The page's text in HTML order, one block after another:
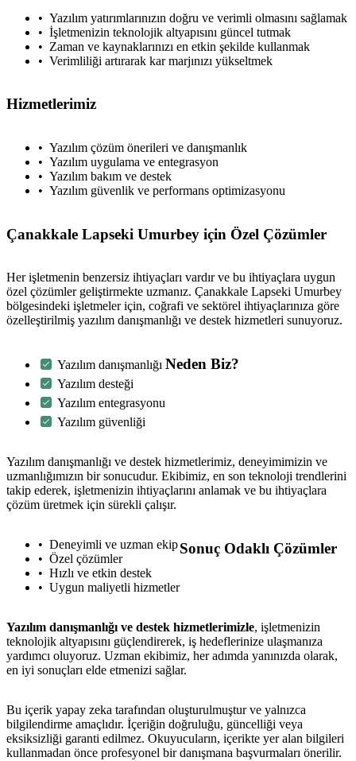
Yazılım yatırımlarınızın doğru ve verimli olmasını sağlamak
İşletmenizin teknolojik altyapısını güncel tutmak
Zaman ve kaynaklarınızı en etkin şekilde kullanmak
Verimliliği artırarak kar marjınızı yükseltmek
Hizmetlerimiz
Yazılım çözüm önerileri ve danışmanlık
Yazılım uygulama ve entegrasyon
Yazılım bakım ve destek
Yazılım güvenlik ve performans optimizasyonu
Çanakkale Lapseki Umurbey için Özel Çözümler
Her işletmenin benzersiz ihtiyaçları vardır ve bu ihtiyaçlara uygun
özel çözümler geliştirmekte uzmanız. Çanakkale Lapseki Umurbey
bölgesindeki işletmeler için, coğrafi ve sektörel ihtiyaçlarınıza göre
özelleştirilmiş yazılım danışmanlığı ve destek hizmetleri sunuyoruz.
Yazılım danışmanlığı
Yazılım desteği
Yazılım entegrasyonu
Yazılım güvenliği
Neden Biz?
Yazılım danışmanlığı ve destek hizmetlerimiz, deneyimimizin ve
uzmanlığımızın bir sonucudur. Ekibimiz, en son teknoloji trendlerini
takip ederek, işletmenizin ihtiyaçlarını anlamak ve bu ihtiyaçlara
çözüm üretmek için sürekli çalışır.
Deneyimli ve uzman ekip
Özel çözümler
Hızlı ve etkin destek
Uygun maliyetli hizmetler
Sonuç Odaklı Çözümler
Yazılım danışmanlığı ve destek hizmetlerimizle, işletmenizin
teknolojik altyapısını güçlendirerek, iş hedeflerinize ulaşmanıza
yardımcı oluyoruz. Uzman ekibimiz, her adımda yanınızda olarak,
en iyi sonuçları elde etmenizi sağlar.
Bu içerik yapay zeka tarafından oluşturulmuştur ve yalnızca
bilgilendirme amaçlıdır. İçeriğin doğruluğu, güncelliği veya
eksiksizliği garanti edilmez. Okuyucuların, içerikte yer alan bilgileri
kullanmadan önce profesyonel bir danışmana başvurmaları önerilir.